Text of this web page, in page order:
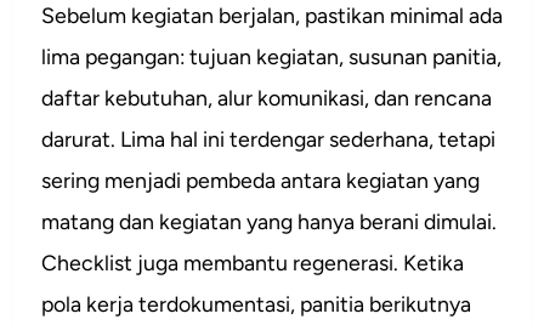
Sebelum kegiatan berjalan, pastikan minimal ada
lima pegangan: tujuan kegiatan, susunan panitia,
daftar kebutuhan, alur komunikasi, dan rencana
darurat. Lima hal ini terdengar sederhana, tetapi
sering menjadi pembeda antara kegiatan yang
matang dan kegiatan yang hanya berani dimulai.
Checklist juga membantu regenerasi. Ketika
pola kerja terdokumentasi, panitia berikutnya